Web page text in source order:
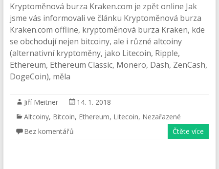
Kryptoměnová burza Kraken.com je zpět online Jak
jsme vás informovali ve článku Kryptoměnová burza
Kraken.com offline, kryptoměnová burza Kraken, kde
se obchodují nejen bitcoiny, ale i různé altcoiny
(alternativní kryptoměny, jako Litecoin, Ripple,
Ethereum, Ethereum Classic, Monero, Dash, ZenCash,
DogeCoin), měla
Jiří Meitner
14. 1. 2018
Altcoiny, Bitcoin, Ethereum, Litecoin, Nezařazené
Bez komentářů
Čtěte více